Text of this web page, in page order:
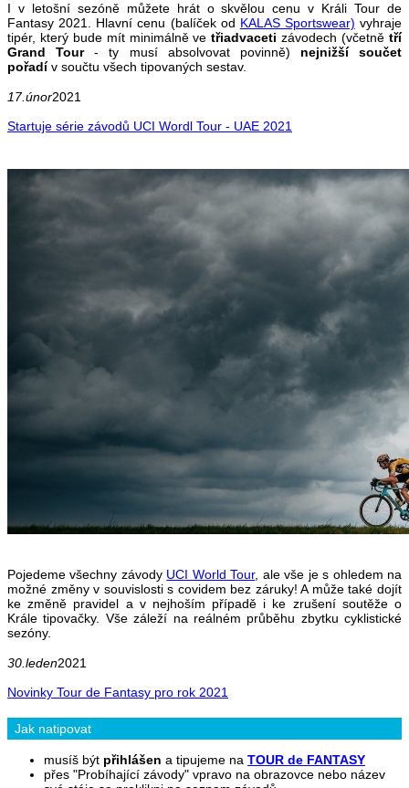
I v letošní sezóně můžete hrát o skvělou cenu v Králi Tour de
Fantasy 2021. Hlavní cenu (balíček od KALAS Sportswear) vyhraje
tipér, který bude mít minimálně vetřiadvaceti závodech (včetně tří
Grand Tour- ty musí absolvovat povinně) nejnižší součet
pořadív součtu všech tipovaných sestav.
17.únor2021
Startuje série závodů UCI Wordl Tour - UAE 2021
Pojedeme všechny závody UCI World Tour, ale vše je s ohledem na
možné změny v souvislosti s covidem bez záruky! A může také dojít
ke změně pravidel a v nejhoším případě i ke zrušení soutěže o
Krále tipovačky. Vše záleží na reálném průběhu zbytku cyklistické
sezóny.
30.leden2021
Novinky Tour de Fantasy pro rok 2021
Jak natipovat
musíš být přihlášen a tipujeme na TOUR de FANTASY
přes "Probíhající závody" vpravo na obrazovce nebo název